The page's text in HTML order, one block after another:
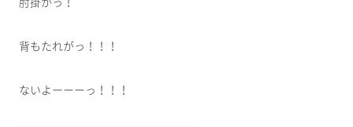
肘掛がっ！
背もたれがっ！！！
ないよーーーっ！！！